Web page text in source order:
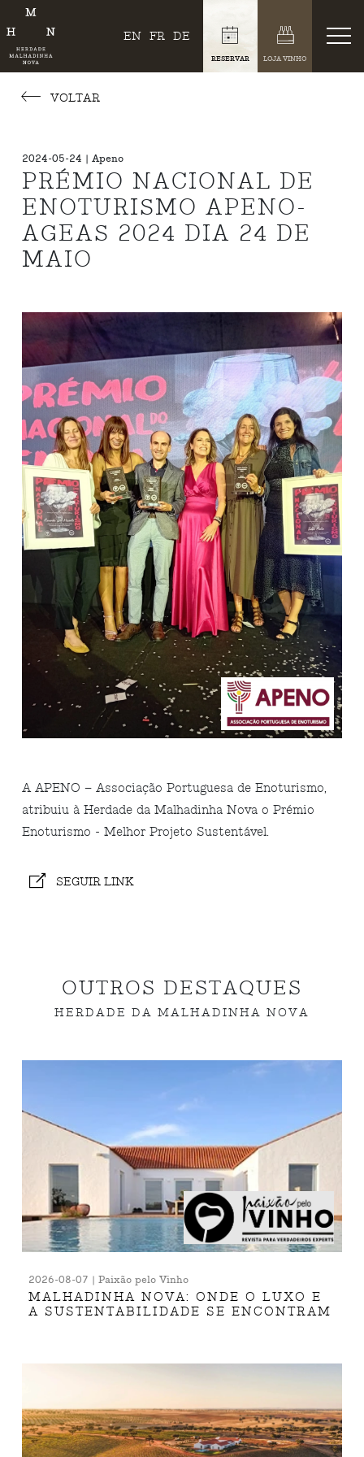
EN FR DE
RESERVAR LOJA VINHO
VOLTAR
2024-05-24 | Apeno
PRÉMIO NACIONAL DE
ENOTURISMO APENO-
AGEAS 2024 DIA 24 DE
MAIO
A APENO – Associação Portuguesa de Enoturismo,
atribuiu à Herdade da Malhadinha Nova o Prémio
Enoturismo - Melhor Projeto Sustentável.
SEGUIR LINK
OUTROS DESTAQUES
HERDADE DA MALHADINHA NOVA
2026-08-07 | Paixão pelo Vinho
MALHADINHA NOVA: ONDE O LUXO E
A SUSTENTABILIDADE SE ENCONTRAM